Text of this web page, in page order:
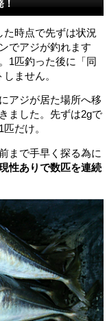
時点で先ずは状況
でアジが釣れます
1匹釣った後に「同
ません。
アジが居た場所へ移
ました。先ずは2gで
だけ。
まで手早く探る為に
性ありで数匹を連続